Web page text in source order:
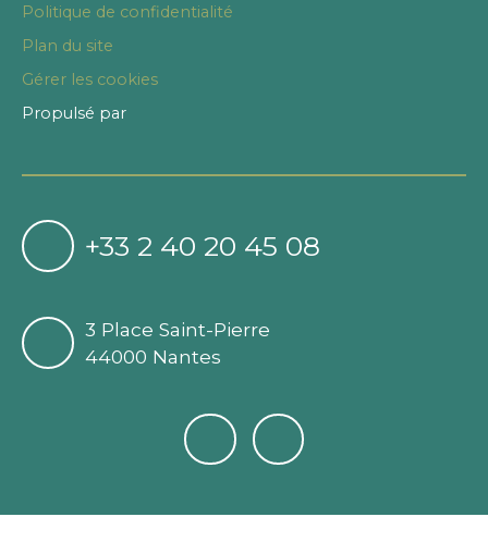
Politique de confidentialité
Plan du site
Gérer les cookies
Propulsé par
+33 2 40 20 45 08
3 Place Saint-Pierre
44000 Nantes